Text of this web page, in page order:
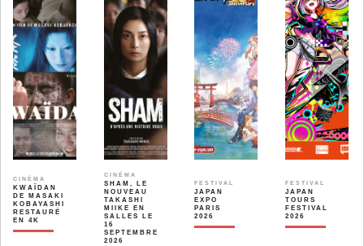
CINÉMA
KWAÏDAN
DE MASAKI
KOBAYASHI
RESTAURÉ
EN 4K
CINÉMA
SHAM, LE
NOUVEAU
TAKASHI
MIIKE EN
SALLES LE
16
SEPTEMBRE
2026
FESTIVAL
JAPAN
EXPO
PARIS
2026
FESTIVAL
JAPAN
TOURS
FESTIVAL
2026